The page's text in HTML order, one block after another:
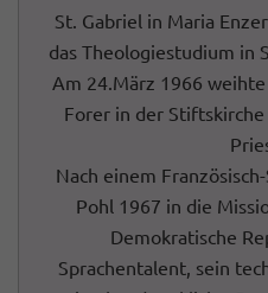
St. Gabriel in Maria
das Theologiestudium in
Am 24.März 1966
Forer in der
Nach einem
Pohl 1967 in die
Demokratische
Sprachentalent, sein